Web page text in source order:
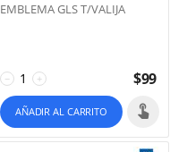
EMBLEMA GLS T/VALIJA
+
− $99
AÑADIR AL CARRITO